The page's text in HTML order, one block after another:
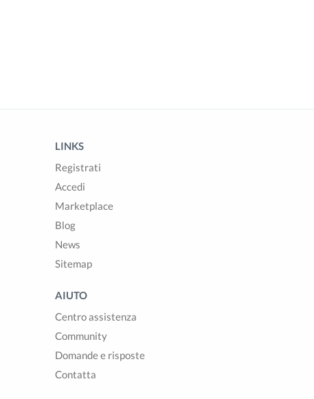
LINKS
Registrati
Accedi
Marketplace
Blog
News
Sitemap
AIUTO
Centro assistenza
Community
Domande e risposte
Contatta